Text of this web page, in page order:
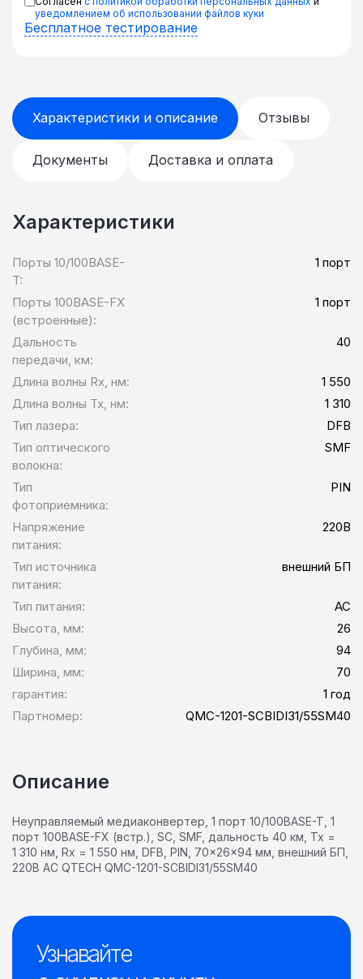
уведомлением об использовании файлов куки
Бесплатное тестирование
Характеристики и описание Отзывы
Документы Доставка и оплата
Характеристики
Порты 10/100BASE-
T:
1 порт
Порты 100BASE-FX
(встроенные):
1 порт
Дальность
передачи, км:
40
Длина волны Rx, нм:
1 550
Длина волны Tx, нм:
1 310
Тип лазера:
DFB
Тип оптического
волокна:
SMF
Тип
фотоприемника:
PIN
Напряжение
питания:
220В
Тип источника
питания:
внешний БП
Тип питания:
AC
Высота, мм:
26
Глубина, мм:
94
Ширина, мм:
70
гарантия:
1 год
Партномер:
QMC-1201-SCBIDI31/55SM40
Описание
Неуправляемый медиаконвертер, 1 порт 10/100BASE-T, 1
порт 100BASE-FX (встр.), SC, SMF, дальность 40 км, Tx =
1 310 нм, Rx = 1 550 нм, DFB, PIN, 70x26x94 мм, внешний БП,
220В AC QTECH QMC-1201-SCBIDI31/55SM40
Узнавайте